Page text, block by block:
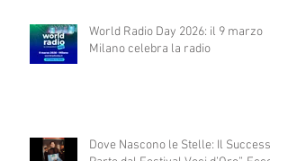
World Radio Day 2026: il 9 marzo
Milano celebra la radio
Dove Nascono le Stelle: Il Successo